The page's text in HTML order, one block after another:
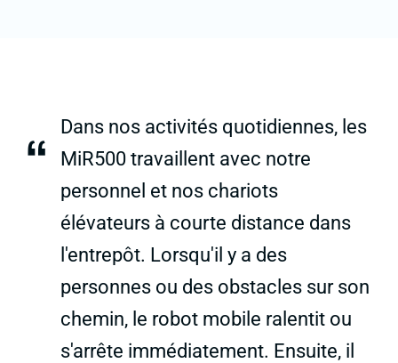
“
Dans nos activités quotidiennes, les
MiR500 travaillent avec notre
personnel et nos chariots
élévateurs à courte distance dans
l'entrepôt. Lorsqu'il y a des
personnes ou des obstacles sur son
chemin, le robot mobile ralentit ou
s'arrête immédiatement. Ensuite, il